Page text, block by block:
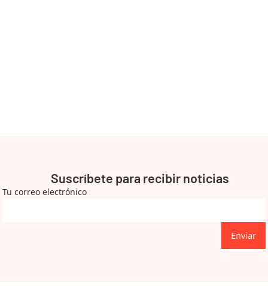
Suscríbete para recibir noticias
Tu correo electrónico
Enviar